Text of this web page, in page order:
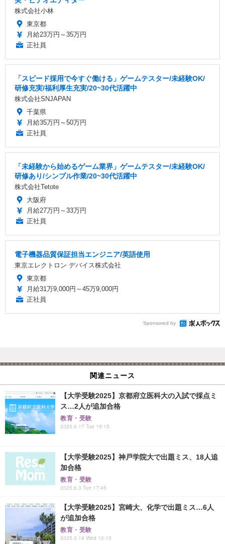
株式会社小林
東京都
月給23万円～35万円
正社員
「スピード採用で今すぐ働ける」ゲームテスター/未経験OK/
研修充実/福利厚生充実/20~30代活躍中
株式会社SNJAPAN
千葉県
月給35万円～50万円
正社員
「未経験から始めるゲーム業界」ゲームテスター/未経験OK/
研修あり/シンプル作業/20~30代活躍中
株式会社Tetote
大阪府
月給27万円～33万円
正社員
電子機器品質保証担当エンジニア/英語使用
東京エレクトロン デバイス株式会社
東京都
月給31万9,000円～45万9,000円
正社員
Sponsored by
関連ニュース
【大学受験2025】京都府立医科大の入試で採点ミ
ス…2人が追加合格
教育・受験
2025.6.17 Tue 19:15
【大学受験2025】神戸学院大で出題ミス、18人追
加合格
教育・受験
2025.6.3 Tue 17:45
【大学受験2025】宮崎大、化学で出題ミス…6人
が追加合格
教育・受験
2025.3.19 Wed 12:15